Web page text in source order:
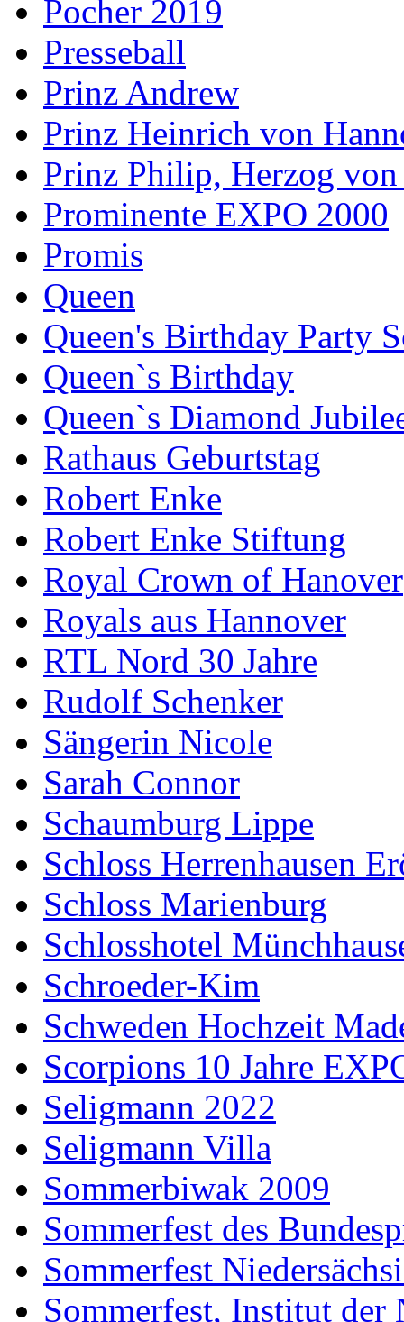
Pocher 2019
Presseball
Prinz Andrew
Prinz Heinrich von
Prinz Philip, Herzog
Prominente EXPO 2000
Promis
Queen
Queen's Birthday Party
Queen`s Birthday
Queen`s Diamond
Rathaus Geburtstag
Robert Enke
Robert Enke Stiftung
Royal Crown of Hanover
Royals aus Hannover
RTL Nord 30 Jahre
Rudolf Schenker
Sängerin Nicole
Sarah Connor
Schaumburg Lippe
Schloss Herrenhausen
Schloss Marienburg
Schlosshotel
Schroeder-Kim
Schweden Hochzeit
Scorpions 10 Jahre
Seligmann 2022
Seligmann Villa
Sommerbiwak 2009
Sommerfest des
Sommerfest
Sommerfest, Institut der